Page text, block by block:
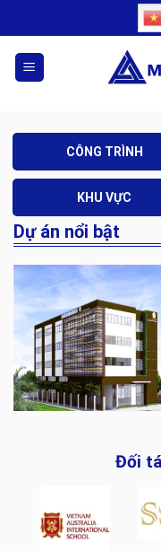
to
content
CÔNG TRÌNH
KHU VỰC
Dự án nổi bật
Đối